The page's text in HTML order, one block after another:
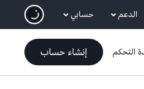
انتقل إلى المحتوى الرئيسي الدعم حسابي
التحكم إنشاء حساب